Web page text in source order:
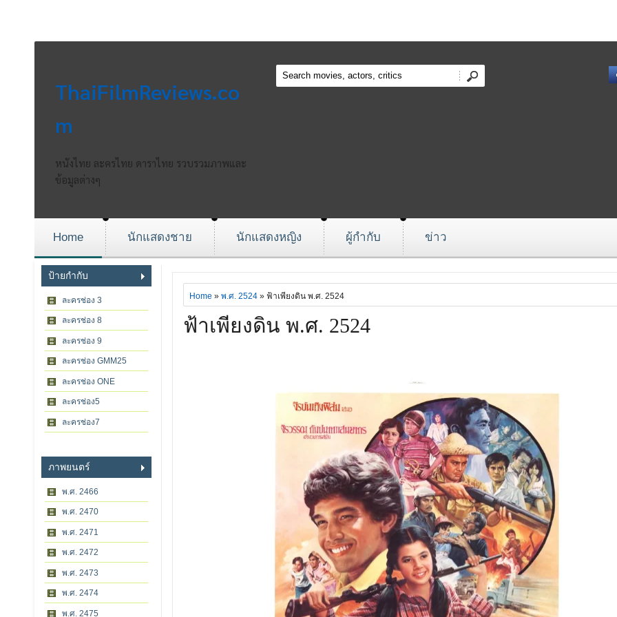
ThaiFilmReviews.co
m
หนังไทย ละครไทย ดาราไทย รวบรวมภาพและ
ข้อมูลต่างๆ
Home นักแสดงชาย นักแสดงหญิง ผู้กำกับ ข่าว
ป้ายกำกับ
ละครช่อง 3
ละครช่อง 8
ละครช่อง 9
ละครช่อง GMM25
ละครช่อง ONE
ละครช่อง5
ละครช่อง7
ภาพยนตร์
พ.ศ. 2466
พ.ศ. 2470
พ.ศ. 2471
พ.ศ. 2472
พ.ศ. 2473
พ.ศ. 2474
พ.ศ. 2475
Home » พ.ศ. 2524» ฟ้าเพียงดิน พ.ศ. 2524
ฟ้าเพียงดิน พ.ศ. 2524